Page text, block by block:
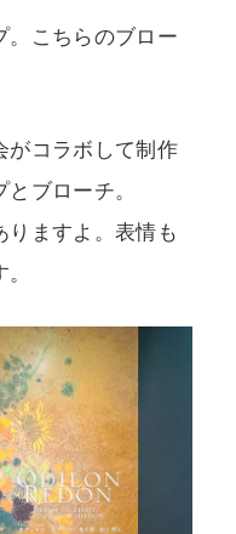
。こちらのブロー
がコラボして制作
ブローチ。
りますよ。表情も